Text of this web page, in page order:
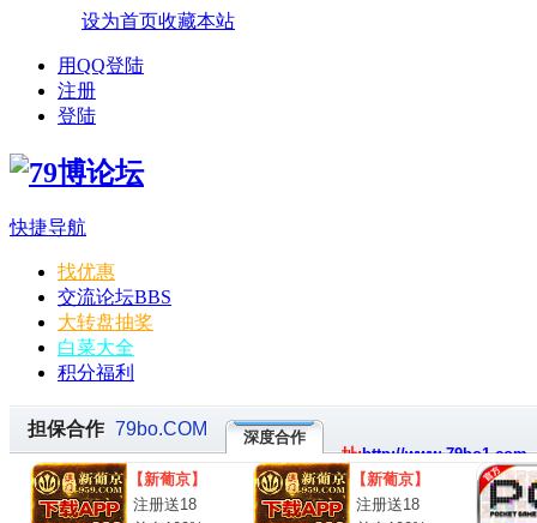
设为首页收藏本站
用QQ登陆
注册
登陆
快捷导航
找优惠
交流论坛BBS
大转盘抽奖
白菜大全
积分福利